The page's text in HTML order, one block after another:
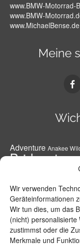
Wir verwenden
Geräteinformationen
Wir tun dies, um das
(nicht)
zustimmst oder die
Merkmale und
www.BMW-Motorrad-
www.BMW-
www.MichaelBense.de
Meine
Adventure Anakee
Bridgestone
Conti Road
Dunlop
HypersportreifenM
Michelin
PirelliPower 5
GS Adventure